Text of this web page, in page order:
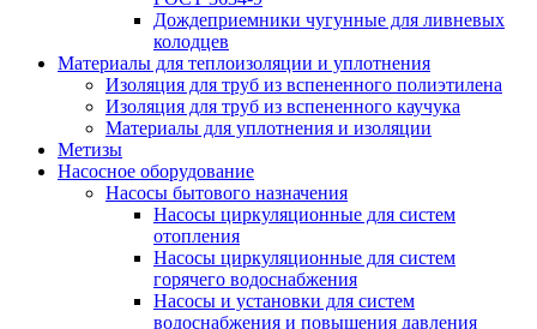
Дождеприемники чугунные для ливневых
колодцев
Материалы для теплоизоляции и уплотнения
Изоляция для труб из вспененного полиэтилена
Изоляция для труб из вспененного каучука
Материалы для уплотнения и изоляции
Метизы
Насосное оборудование
Насосы бытового назначения
Насосы циркуляционные для систем
отопления
Насосы циркуляционные для систем
горячего водоснабжения
Насосы и установки для систем
водоснабжения и повышения давления